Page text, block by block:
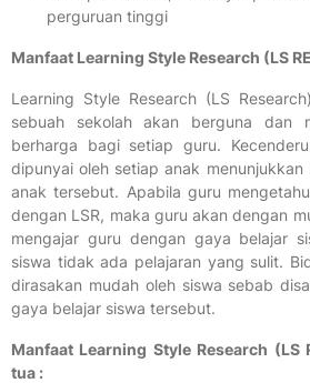
perguruan tinggi
Manfaat Learning Style Research (LS
Learning Style Research (LS
sebuah sekolah akan berguna dan
berharga bagi setiap guru.
dipunyai oleh setiap anak
anak tersebut. Apabila guru
dengan LSR, maka guru akan dengan
mengajar guru dengan gaya belajar
siswa tidak ada pelajaran yang sulit.
dirasakan mudah oleh siswa sebab
gaya belajar siswa tersebut.
Manfaat Learning Style Research
tua :